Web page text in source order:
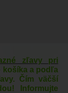
zľavy pri
košíka a podľa
Čím väčší
Informujte